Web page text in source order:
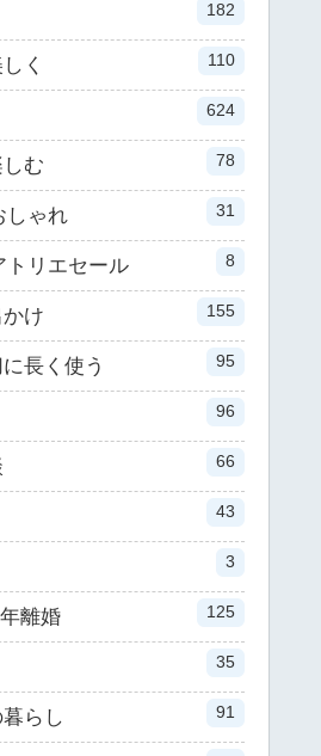
182
く 110
624
む 78
しゃれ 31
トリエセール 8
け 155
長く使う 95
96
66
43
3
離婚 125
35
らし 91